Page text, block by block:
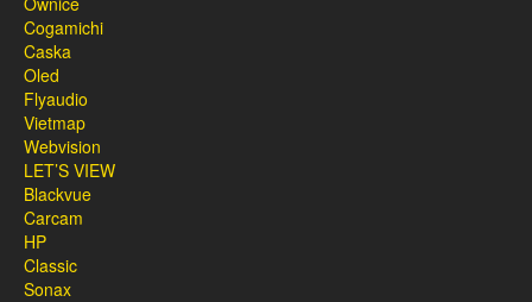
Cogamichi
Caska
Oled
Flyaudio
Vietmap
Webvision
LET’S VIEW
Blackvue
Carcam
HP
Classic
Sonax